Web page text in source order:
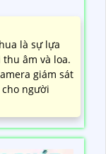
là sự lựa
âm và loa.
giám sát
người